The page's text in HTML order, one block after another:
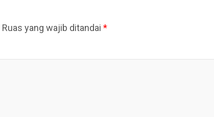
Ruas yang wajib ditandai *